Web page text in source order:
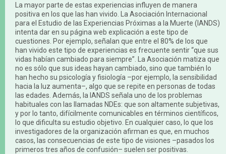
La mayor parte de estas experiencias influyen de manera
positiva en los que las han vivido. La Asociación Internacional
para el Estudio de las Experiencias Próximas a la Muerte (IANDS)
intenta dar en su página web explicación a este tipo de
cuestiones. Por ejemplo, señalan que entre el 80% de los que
han vivido este tipo de experiencias es frecuente sentir “que sus
vidas habían cambiado para siempre”. La Asociación matiza que
no es sólo que sus ideas hayan cambiado, sino que también lo
han hecho su psicología y fisiología –por ejemplo, la sensibilidad
hacia la luz aumenta–, algo que se repite en personas de todas
las edades. Además, la IANDS señala uno de los problemas
habituales con las llamadas NDEs: que son altamente subjetivas,
y por lo tanto, difícilmente comunicables en términos científicos,
lo que dificulta su estudio objetivo. En cualquier caso, lo que los
investigadores de la organización afirman es que, en muchos
casos, las consecuencias de este tipo de visiones –pasados los
primeros tres años de confusión– suelen ser positivas.